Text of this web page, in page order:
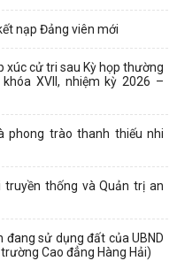
nạp Đảng viên mới
xúc cử tri sau Kỳ họp thường
XVII, nhiệm kỳ 2026 –
phong trào thanh thiếu nhi
thống và Quản trị an
đang sử dụng đất của UBND
Cao đẳng Hàng Hải)